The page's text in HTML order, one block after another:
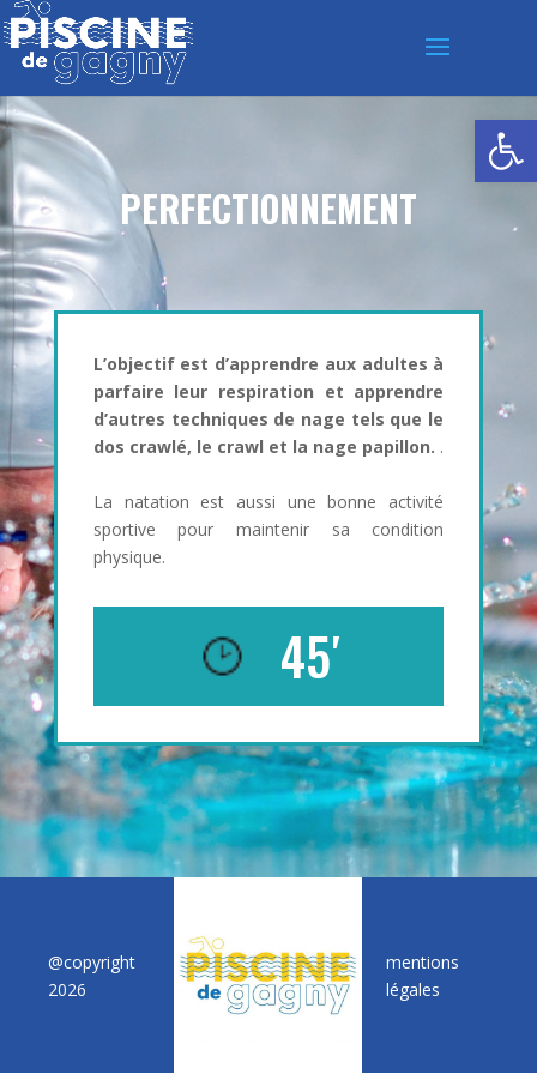
Ouvrir
PERFECTIONNEMENT
L’objectif est d’apprendre aux adultes à
parfaire leur respiration et apprendre
d’autres techniques de nage tels que le
dos crawlé, le crawl et la nage papillon. .
La natation est aussi une bonne activité
sportive pour maintenir sa condition
physique.
45′
@copyright
2026
mentions
légales